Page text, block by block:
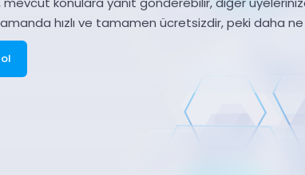
hızlı ve tamamen ücretsizdir, peki daha